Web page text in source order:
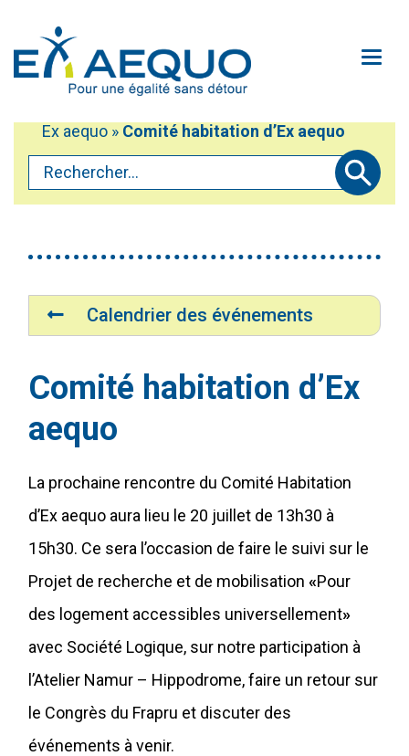
Mobiliser
Participer
Défendre
À propos
Contactez-nous!
Faire un don
Plan du site
Vous êtes ici :
Ex aequo » Comité habitation d’Ex aequo
Navigation
Calendrier des événements
Comité habitation d’Ex
aequo
La prochaine rencontre du Comité Habitation
d’Ex aequo aura lieu le 20 juillet de 13h30 à
15h30. Ce sera l’occasion de faire le suivi sur le
Projet de recherche et de mobilisation «Pour
des logement accessibles universellement»
avec Société Logique, sur notre participation à
l’Atelier Namur – Hippodrome, faire un retour sur
le Congrès du Frapru et discuter des
événements à venir.